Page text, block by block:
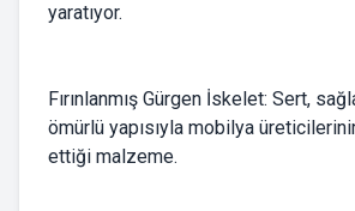
yaratıyor.
Fırınlanmış Gürgen İskelet: Sert,
ömürlü yapısıyla mobilya
ettiği malzeme.